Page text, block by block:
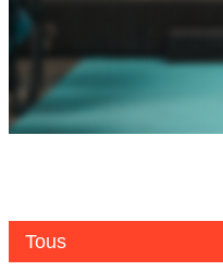
Tous